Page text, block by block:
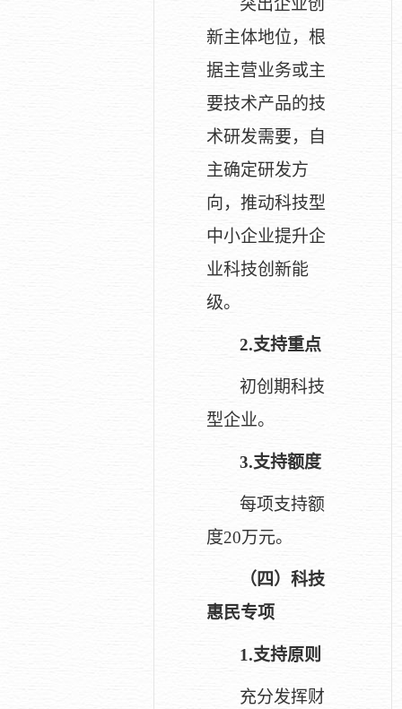
突出企业创
新主体地位，根
据主营业务或主
要技术产品的技
术研发需要，自
主确定研发方
向，推动科技型
中小企业提升企
业科技创新能
级。
2.支持重点
初创期科技
型企业。
3.支持额度
每项支持额
度20万元。
（四）科技
惠民专项
1.支持原则
充分发挥财